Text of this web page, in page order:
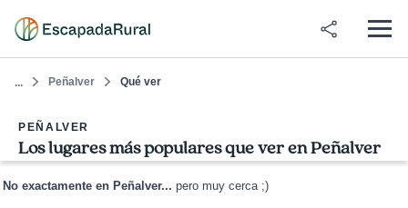
... Peñalver Qué ver
PEÑALVER
Los lugares más populares que ver en Peñalver
No exactamente en Peñalver... pero muy cerca ;)